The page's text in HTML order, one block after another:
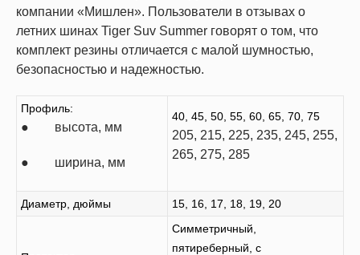
компании «Мишлен». Пользователи в отзывах о
летних шинах Tiger Suv Summer говорят о том, что
комплект резины отличается с малой шумностью,
безопасностью и надежностью.
Профиль:
● высота, мм
● ширина, мм
40, 45, 50, 55, 60, 65, 70, 75
205, 215, 225, 235, 245, 255,
265, 275, 285
Диаметр, дюймы 15, 16, 17, 18, 19, 20
Симметричный,
пятиреберный, с